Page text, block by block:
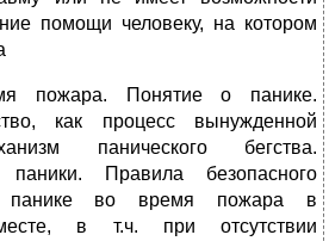
помощи человеку, на котором
пожара. Понятие о панике.
как процесс вынужденной
панического бегства.
паники. Правила безопасного
панике во время пожара в
в т.ч. при отсутствии